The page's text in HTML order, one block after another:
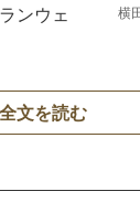
横
ンウェ
全文を読む